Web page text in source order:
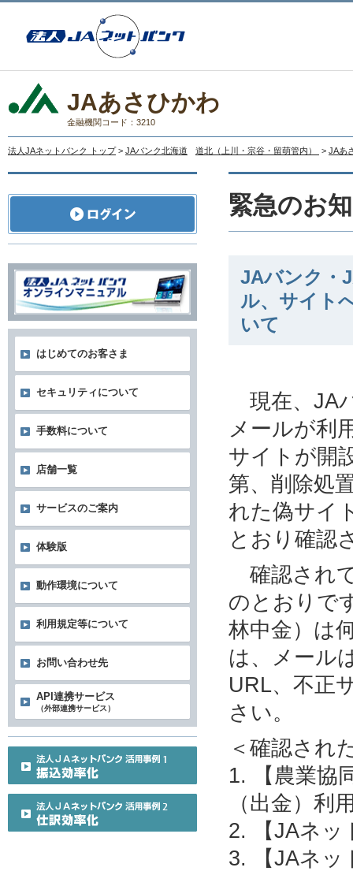
JAあさひかわ
金融機関コード：3210
法人JAネットバンク トップ > JAバンク北海道 道北（上川・宗谷・留萌管内） > JAあ
緊急のお
JAバンク・
ル、サイト
いて
現在、JA
メールが利
サイトが開
第、削除処
れた偽サイ
とおり確認
確認され
のとおりで
林中金）は
は、メール
URL、不正
さい。
＜確認され
1. 【農業協
（出金）利
2. 【JAネッ
3. 【JAネッ
はじめてのお客さま
セキュリティについて
手数料について
店舗一覧
サービスのご案内
体験版
動作環境について
利用規定等について
お問い合わせ先
API連携サービス
（外部連携サービス）